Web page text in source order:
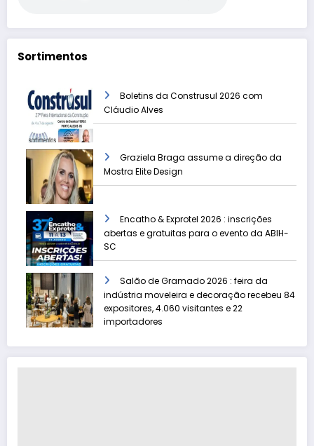
Sortimentos
Boletins da Construsul 2026 com
Cláudio Alves
Graziela Braga assume a direção da
Mostra Elite Design
Encatho & Exprotel 2026 : inscrições
abertas e gratuitas para o evento da ABIH-
SC
Salão de Gramado 2026 : feira da
indústria moveleira e decoração recebeu 84
expositores, 4.060 visitantes e 22
importadores